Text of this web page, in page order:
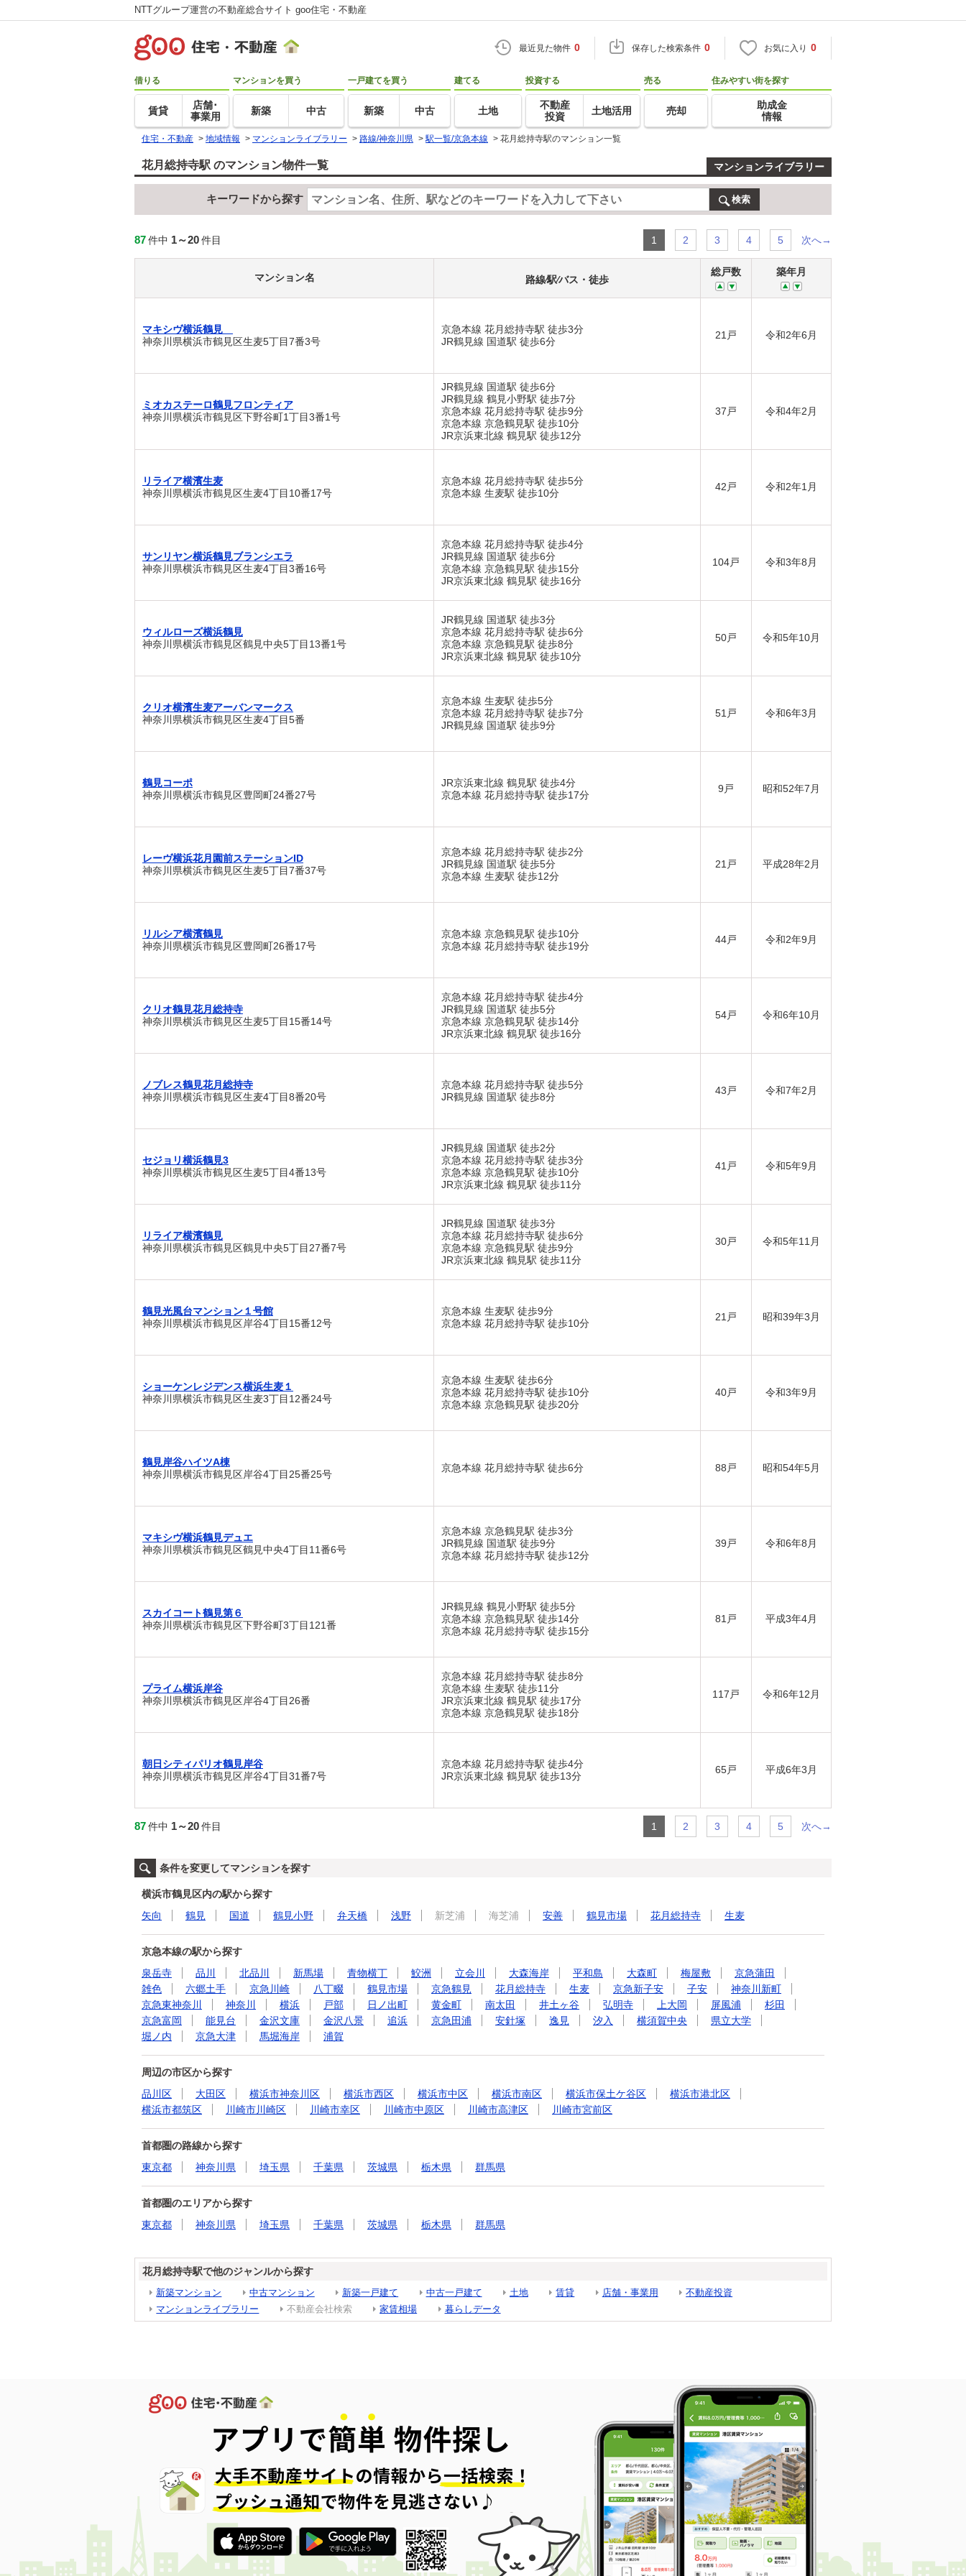
NTTグループ運営の不動産総合サイト goo住宅・不動産
最近見た物件 0 保存した検索条件 0 お気に入り 0
借りる
賃貸
店舗･
事業用
マンションを買う
新築 中古
一戸建てを買う
新築 中古
建てる
土地
投資する
不動産
投資
土地活用
売る
売却
住みやすい街を探す
助成金
情報
住宅・不動産 > 地域情報 > マンションライブラリー > 路線/神奈川県 > 駅一覧/京急本線 > 花月総持寺駅のマンション一覧
花月総持寺駅 のマンション物件一覧 マンションライブラリー
キーワードから探す 検索
87件中 1～20件目 1 2 3 4 5 次へ→
マンション名 路線⁄駅⁄バス・徒歩
総戸数 築年月
マキシヴ横浜鶴見
神奈川県横浜市鶴見区生麦5丁目7番3号
京急本線 花月総持寺駅 徒歩3分
JR鶴見線 国道駅 徒歩6分
21戸 令和2年6月
ミオカステーロ鶴見フロンティア
神奈川県横浜市鶴見区下野谷町1丁目3番1号
JR鶴見線 国道駅 徒歩6分
JR鶴見線 鶴見小野駅 徒歩7分
京急本線 花月総持寺駅 徒歩9分
京急本線 京急鶴見駅 徒歩10分
JR京浜東北線 鶴見駅 徒歩12分
37戸 令和4年2月
リライア横濱生麦
神奈川県横浜市鶴見区生麦4丁目10番17号
京急本線 花月総持寺駅 徒歩5分
京急本線 生麦駅 徒歩10分
42戸 令和2年1月
サンリヤン横浜鶴見ブランシエラ
神奈川県横浜市鶴見区生麦4丁目3番16号
京急本線 花月総持寺駅 徒歩4分
JR鶴見線 国道駅 徒歩6分
京急本線 京急鶴見駅 徒歩15分
JR京浜東北線 鶴見駅 徒歩16分
104戸 令和3年8月
ウィルローズ横浜鶴見
神奈川県横浜市鶴見区鶴見中央5丁目13番1号
JR鶴見線 国道駅 徒歩3分
京急本線 花月総持寺駅 徒歩6分
京急本線 京急鶴見駅 徒歩8分
JR京浜東北線 鶴見駅 徒歩10分
50戸 令和5年10月
クリオ横濱生麦アーバンマークス
神奈川県横浜市鶴見区生麦4丁目5番
京急本線 生麦駅 徒歩5分
京急本線 花月総持寺駅 徒歩7分
JR鶴見線 国道駅 徒歩9分
51戸 令和6年3月
鶴見コーポ
神奈川県横浜市鶴見区豊岡町24番27号
JR京浜東北線 鶴見駅 徒歩4分
京急本線 花月総持寺駅 徒歩17分
9戸 昭和52年7月
レーヴ横浜花月園前ステーションID
神奈川県横浜市鶴見区生麦5丁目7番37号
京急本線 花月総持寺駅 徒歩2分
JR鶴見線 国道駅 徒歩5分
京急本線 生麦駅 徒歩12分
21戸 平成28年2月
リルシア横濱鶴見
神奈川県横浜市鶴見区豊岡町26番17号
京急本線 京急鶴見駅 徒歩10分
京急本線 花月総持寺駅 徒歩19分
44戸 令和2年9月
クリオ鶴見花月総持寺
神奈川県横浜市鶴見区生麦5丁目15番14号
京急本線 花月総持寺駅 徒歩4分
JR鶴見線 国道駅 徒歩5分
京急本線 京急鶴見駅 徒歩14分
JR京浜東北線 鶴見駅 徒歩16分
54戸 令和6年10月
ノブレス鶴見花月総持寺
神奈川県横浜市鶴見区生麦4丁目8番20号
京急本線 花月総持寺駅 徒歩5分
JR鶴見線 国道駅 徒歩8分
43戸 令和7年2月
セジョリ横浜鶴見3
神奈川県横浜市鶴見区生麦5丁目4番13号
JR鶴見線 国道駅 徒歩2分
京急本線 花月総持寺駅 徒歩3分
京急本線 京急鶴見駅 徒歩10分
JR京浜東北線 鶴見駅 徒歩11分
41戸 令和5年9月
リライア横濱鶴見
神奈川県横浜市鶴見区鶴見中央5丁目27番7号
JR鶴見線 国道駅 徒歩3分
京急本線 花月総持寺駅 徒歩6分
京急本線 京急鶴見駅 徒歩9分
JR京浜東北線 鶴見駅 徒歩11分
30戸 令和5年11月
鶴見光風台マンション１号館
神奈川県横浜市鶴見区岸谷4丁目15番12号
京急本線 生麦駅 徒歩9分
京急本線 花月総持寺駅 徒歩10分
21戸 昭和39年3月
ショーケンレジデンス横浜生麦１
神奈川県横浜市鶴見区生麦3丁目12番24号
京急本線 生麦駅 徒歩6分
京急本線 花月総持寺駅 徒歩10分
京急本線 京急鶴見駅 徒歩20分
40戸 令和3年9月
鶴見岸谷ハイツA棟
神奈川県横浜市鶴見区岸谷4丁目25番25号
京急本線 花月総持寺駅 徒歩6分 88戸 昭和54年5月
マキシヴ横浜鶴見デュエ
神奈川県横浜市鶴見区鶴見中央4丁目11番6号
京急本線 京急鶴見駅 徒歩3分
JR鶴見線 国道駅 徒歩9分
京急本線 花月総持寺駅 徒歩12分
39戸 令和6年8月
スカイコート鶴見第６
神奈川県横浜市鶴見区下野谷町3丁目121番
JR鶴見線 鶴見小野駅 徒歩5分
京急本線 京急鶴見駅 徒歩14分
京急本線 花月総持寺駅 徒歩15分
81戸 平成3年4月
プライム横浜岸谷
神奈川県横浜市鶴見区岸谷4丁目26番
京急本線 花月総持寺駅 徒歩8分
京急本線 生麦駅 徒歩11分
JR京浜東北線 鶴見駅 徒歩17分
京急本線 京急鶴見駅 徒歩18分
117戸 令和6年12月
朝日シティパリオ鶴見岸谷
神奈川県横浜市鶴見区岸谷4丁目31番7号
京急本線 花月総持寺駅 徒歩4分
JR京浜東北線 鶴見駅 徒歩13分
65戸 平成6年3月
87件中 1～20件目 1 2 3 4 5 次へ→
条件を変更してマンションを探す
横浜市鶴見区内の駅から探す
矢向
鶴見 国道 鶴見小野 弁天橋 浅野 新芝浦 海芝浦 安善 鶴見市場 花月総持寺 生麦
京急本線の駅から探す
泉岳寺
品川 北品川 新馬場 青物横丁 鮫洲 立会川 大森海岸 平和島 大森町 梅屋敷
京急蒲田
雑色
六郷土手 京急川崎 八丁畷 鶴見市場 京急鶴見 花月総持寺 生麦 京急新子安 子安
神奈川新町
京急東神奈川
神奈川 横浜 戸部 日ノ出町 黄金町 南太田 井土ヶ谷 弘明寺 上大岡 屏風浦
杉田
京急富岡
能見台 金沢文庫 金沢八景 追浜 京急田浦 安針塚 逸見 汐入 横須賀中央
県立大学
堀ノ内
京急大津 馬堀海岸 浦賀
周辺の市区から探す
品川区
大田区 横浜市神奈川区 横浜市西区 横浜市中区 横浜市南区 横浜市保土ケ谷区
横浜市港北区
横浜市都筑区
川崎市川崎区 川崎市幸区 川崎市中原区 川崎市高津区 川崎市宮前区
首都圏の路線から探す
東京都
神奈川県 埼玉県 千葉県 茨城県 栃木県 群馬県
首都圏のエリアから探す
東京都
神奈川県 埼玉県 千葉県 茨城県 栃木県 群馬県
花月総持寺駅で他のジャンルから探す
新築マンション 中古マンション 新築一戸建て 中古一戸建て 土地 賃貸 店舗・事業用
不動産投資
マンションライブラリー
不動産会社検索 家賃相場 暮らしデータ